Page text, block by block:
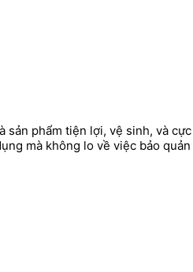
sản phẩm tiện lợi, vệ sinh, và
mà không lo về việc bảo